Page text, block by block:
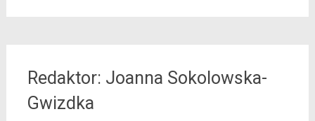
Redaktor: Joanna Sokolowska-
Gwizdka